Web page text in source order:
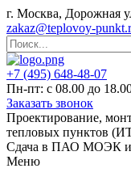
г. Москва, Дорожная
zakaz@teplovoy-
+7 (495) 648-48-07
Пн-пт: с 08.00 до
Заказать звонок
Проектирование,
тепловых пунктов
Сдача в ПАО МОЭК и
Меню